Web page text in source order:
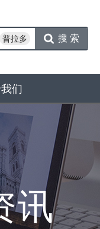
普拉多 搜索
们
讯